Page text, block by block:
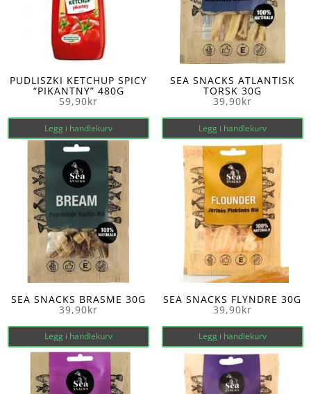
PUDLISZKI KETCHUP SPICY
“PIKANTNY” 480G
59,90kr
Legg i handlekurv
SEA SNACKS ATLANTISK
TORSK 30G
39,90kr
Legg i handlekurv
SEA SNACKS BRASME 30G
39,90kr
Legg i handlekurv
SEA SNACKS FLYNDRE 30G
39,90kr
Legg i handlekurv